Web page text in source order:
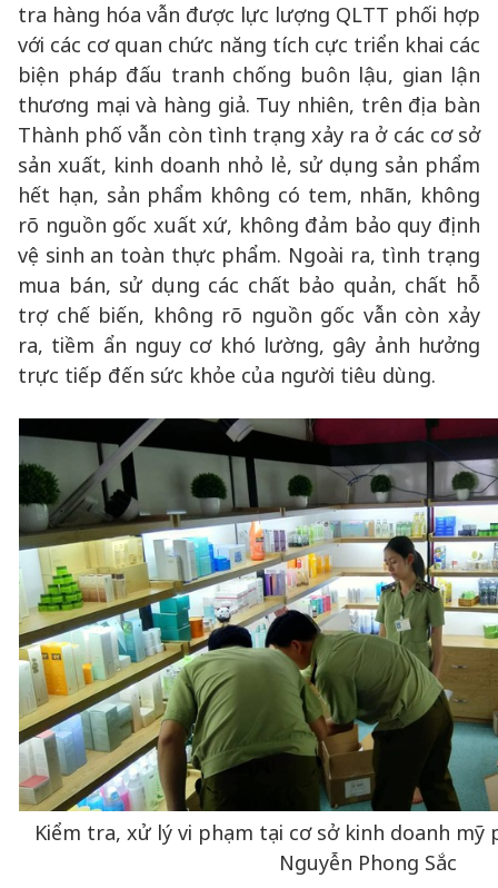
tra hàng hóa vẫn được lực lượng QLTT phối hợp
với các cơ quan chức năng tích cực triển khai các
biện pháp đấu tranh chống buôn lậu, gian lận
thương mại và hàng giả. Tuy nhiên, trên địa bàn
Thành phố vẫn còn tình trạng xảy ra ở các cơ sở
sản xuất, kinh doanh nhỏ lẻ, sử dụng sản phẩm
hết hạn, sản phẩm không có tem, nhãn, không
rõ nguồn gốc xuất xứ, không đảm bảo quy định
vệ sinh an toàn thực phẩm. Ngoài ra, tình trạng
mua bán, sử dụng các chất bảo quản, chất hỗ
trợ chế biến, không rõ nguồn gốc vẫn còn xảy
ra, tiềm ẩn nguy cơ khó lường, gây ảnh hưởng
trực tiếp đến sức khỏe của người tiêu dùng.
Kiểm tra, xử lý vi phạm tại cơ sở kinh doanh mỹ
Nguyễn Phong Sắc